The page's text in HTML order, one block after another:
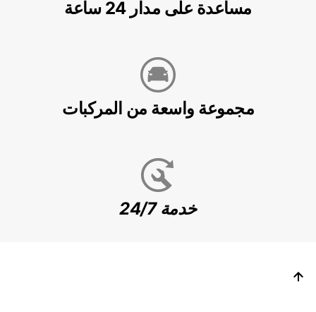
مساعدة على مدار 24 ساعة
مجموعة واسعة من المركبات
خدمة 24/7